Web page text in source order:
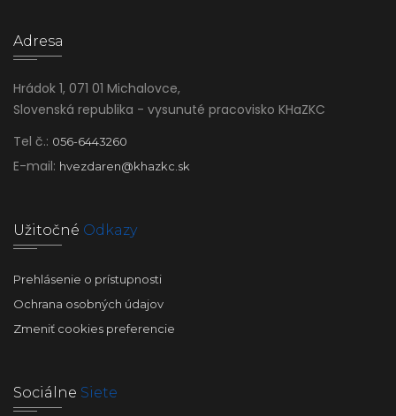
Adresa
Hrádok 1, 071 01 Michalovce,
Slovenská republika - vysunuté pracovisko KHaZKC
Tel č.: 056-6443260
E-mail: hvezdaren@khazkc.sk
Užitočné Odkazy
Prehlásenie o prístupnosti
Ochrana osobných údajov
Zmeniť cookies preferencie
Sociálne Siete